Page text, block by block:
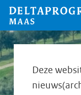
Deze